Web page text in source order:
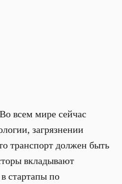
Во всем мире сейчас
загрязнении
транспорт должен быть
вкладывают
стартапы по